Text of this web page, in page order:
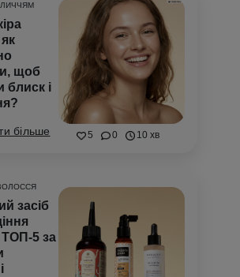
5 0 10 хв
щоб
блиск і
більше
засіб
5 за